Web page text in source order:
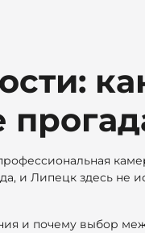
и Липецк здесь не
и почему выбор